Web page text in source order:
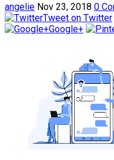
angelie Nov 23, 2018 0
Tweet on Twitter
Google+